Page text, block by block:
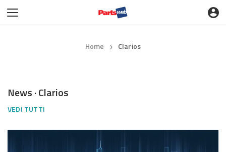
Home ❯ Clarios
News · Clarios
VEDI TUTTI